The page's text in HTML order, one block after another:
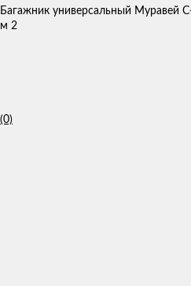
Багажник универсальный Муравей
м 2
(0)